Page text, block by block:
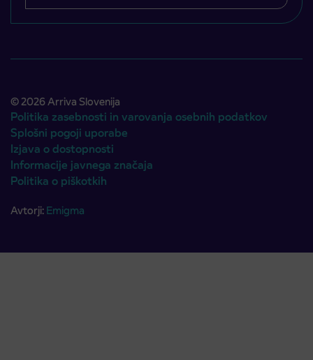
© 2026 Arriva Slovenija
Politika zasebnosti in varovanja osebnih podatkov
Splošni pogoji uporabe
Izjava o dostopnosti
Informacije javnega značaja
Politika o piškotkih
Avtorji: Emigma